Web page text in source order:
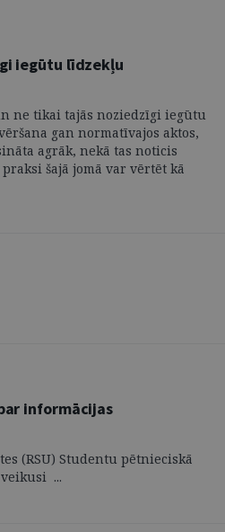
iegūtu līdzekļu
ne tikai tajās noziedzīgi iegūtu
gan normatīvajos aktos,
agrāk, nekā tas noticis
šajā jomā var vērtēt kā
informācijas
(RSU) Studentu pētnieciskā
...